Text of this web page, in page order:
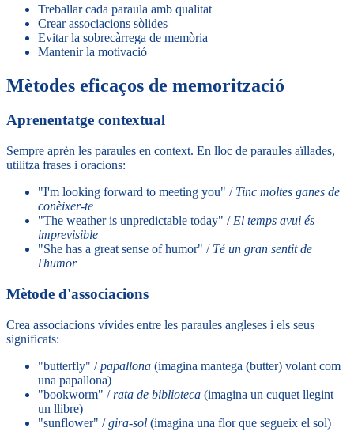
Treballar cada paraula amb qualitat
Crear associacions sòlides
Evitar la sobrecàrrega de memòria
Mantenir la motivació
Mètodes eficaços de memorització
Aprenentatge contextual
Sempre aprèn les paraules en context. En lloc de paraules aïllades,
utilitza frases i oracions:
"I'm looking forward to meeting you" / Tinc moltes ganes de
conèixer-te
"The weather is unpredictable today" / El temps avui és
imprevisible
"She has a great sense of humor" / Té un gran sentit de
l'humor
Mètode d'associacions
Crea associacions vívides entre les paraules angleses i els seus
significats:
"butterfly" /papallona (imagina mantega (butter) volant com
una papallona)
"bookworm" /rata de biblioteca (imagina un cuquet llegint
un llibre)
"sunflower" /gira-sol (imagina una flor que segueix el sol)